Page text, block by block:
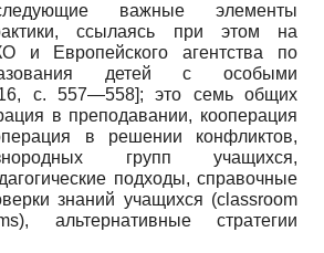
важные элементы
ссылаясь при этом на
Европейского агентства по
детей с особыми
с. 557—558]; это семь общих
в преподавании, кооперация
в решении конфликтов,
групп учащихся,
подходы, справочные
знаний учащихся (classroom
), альтернативные стратегии